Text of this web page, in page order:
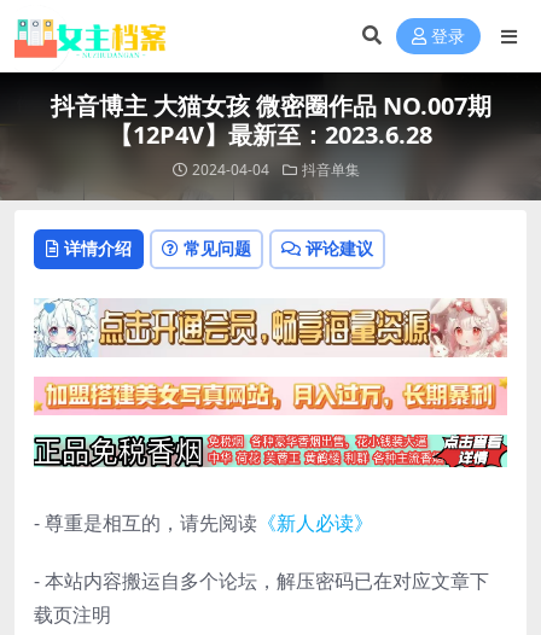
登录
抖音博主 大猫女孩 微密圈作品 NO.007期
【12P4V】最新至：2023.6.28
2024-04-04 抖音单集
详情介绍 常见问题 评论建议
- 尊重是相互的，请先阅读 《新人必读》
- 本站内容搬运自多个论坛，解压密码已在对应文章下
载页注明